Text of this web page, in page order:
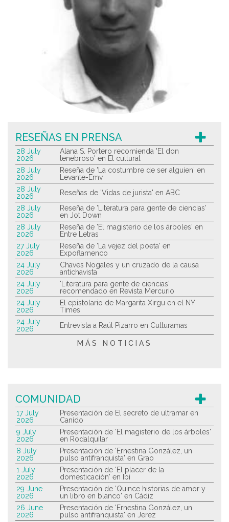
RESEÑAS EN PRENSA
28 July
2026
Alana S. Portero recomienda 'El don
tenebroso' en El cultural
28 July
2026
Reseña de 'La costumbre de ser alguien' en
Levante-Emv
28 July
2026
Reseñas de 'Vidas de jurista' en ABC
28 July
2026
Reseña de 'Literatura para gente de ciencias'
en Jot Down
28 July
2026
Reseña de 'El magisterio de los árboles' en
Entre Letras
27 July
2026
Reseña de 'La vejez del poeta' en
Expoflamenco
24 July
2026
Chaves Nogales y un cruzado de la causa
antichavista
24 July
2026
'Literatura para gente de ciencias'
recomendado en Revista Mercurio
24 July
2026
El epistolario de Margarita Xirgu en el NY
Times
24 July
2026
Entrevista a Raúl Pizarro en Culturamas
MÁS NOTICIAS
COMUNIDAD
17 July
2026
Presentación de El secreto de ultramar en
Canido
9 July
2026
Presentación de 'El magisterio de los árboles'
en Rodalquilar
8 July
2026
Presentación de 'Ernestina González, un
pulso antifranquista' en Grao
1 July
2026
Presentación de 'El placer de la
domesticación' en Ibi
29 June
2026
Presentación de 'Quince historias de amor y
un libro en blanco' en Cádiz
26 June
2026
Presentación de 'Ernestina González, un
pulso antifranquista' en Jerez